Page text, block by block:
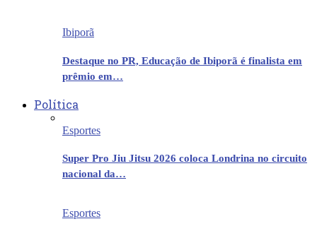
Ibiporã
Destaque no PR, Educação de Ibiporã é finalista em
prêmio em…
Política
Esportes
Super Pro Jiu Jitsu 2026 coloca Londrina no circuito
nacional da…
Esportes